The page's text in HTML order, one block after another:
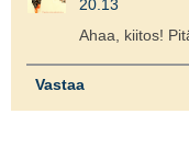
20.13
Ahaa, kiitos!
Vastaa